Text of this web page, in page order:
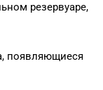
резервуаре,
появляющиеся